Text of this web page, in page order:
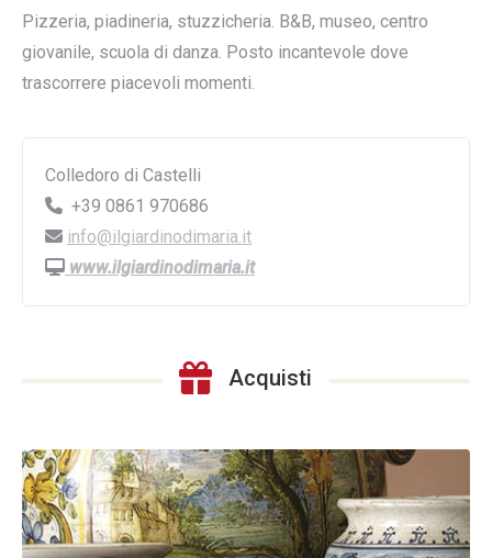
Pizzeria, piadineria, stuzzicheria. B&B, museo, centro
giovanile, scuola di danza. Posto incantevole dove
trascorrere piacevoli momenti.
Colledoro di Castelli
+39 0861 970686
info@ilgiardinodimaria.it
www.ilgiardinodimaria.it
Acquisti